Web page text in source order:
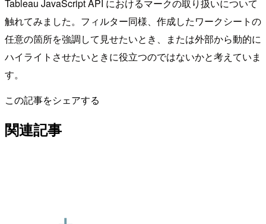
Tableau JavaScript API におけるマークの取り扱いについて
触れてみました。フィルター同様、作成したワークシートの
任意の箇所を強調して見せたいとき、または外部から動的に
ハイライトさせたいときに役立つのではないかと考えていま
す。
この記事をシェアする
関連記事